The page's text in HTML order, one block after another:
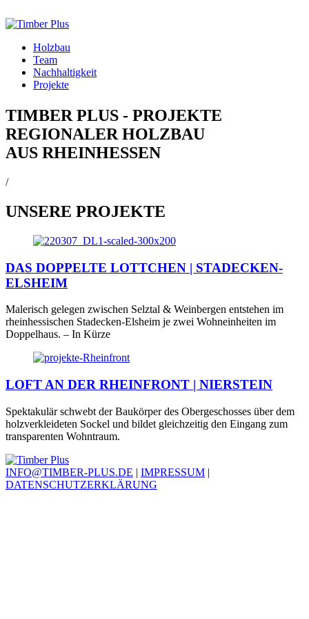
Holzbau
Team
Nachhaltigkeit
Projekte
TIMBER PLUS - PROJEKTE
REGIONALER HOLZBAU
AUS RHEINHESSEN
/
UNSERE PROJEKTE
DAS DOPPELTE LOTTCHEN | STADECKEN-
ELSHEIM
Malerisch gelegen zwischen Selztal & Weinbergen entstehen im
rheinhessischen Stadecken-Elsheim je zwei Wohneinheiten im
Doppelhaus. – In Kürze
LOFT AN DER RHEINFRONT | NIERSTEIN
Spektakulär schwebt der Baukörper des Obergeschosses über dem
holzverkleideten Sockel und bildet gleichzeitig den Eingang zum
transparenten Wohntraum.
INFO@TIMBER-PLUS.DE | IMPRESSUM |
DATENSCHUTZERKLÄRUNG